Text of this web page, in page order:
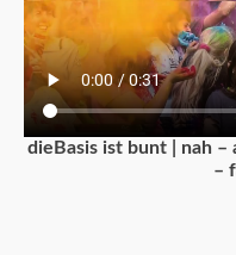
dieBasis ist bunt | nah
–